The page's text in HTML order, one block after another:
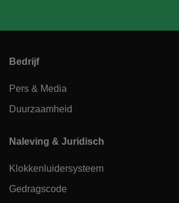
Bedrijf
Pers & Media
Duurzaamheid
Naleving & Juridisch
Klokkenluidersysteem
Gedragscode